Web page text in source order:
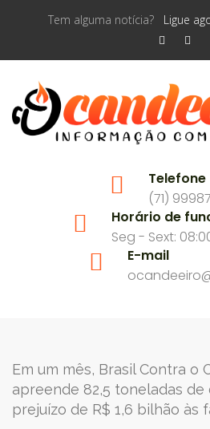
Tem alguma notícia? Ligue
Telefone
(71)
Horário de
Seg - Sext:
E-mail
Em um mês, Brasil Contra o
apreende 82,5 toneladas de
prejuízo de R$ 1,6 bilhão às